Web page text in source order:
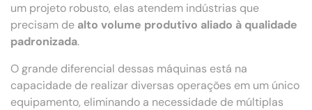
um projeto robusto, elas atendem indústrias que
precisam de alto volume produtivo aliado à qualidade
padronizada.
O grande diferencial dessas máquinas está na
capacidade de realizar diversas operações em um único
equipamento, eliminando a necessidade de múltiplas